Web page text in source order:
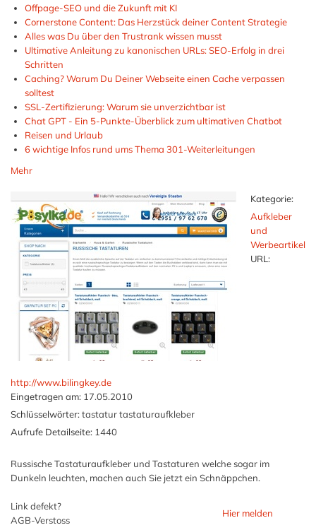
Offpage-SEO und die Zukunft mit KI
Cornerstone Content: Das Herzstück deiner Content Strategie
Alles was Du über den Trustrank wissen musst
Ultimative Anleitung zu kanonischen URLs: SEO-Erfolg in drei
Schritten
Caching? Warum Du Deiner Webseite einen Cache verpassen
solltest
SSL-Zertifizierung: Warum sie unverzichtbar ist
Chat GPT - Ein 5-Punkte-Überblick zum ultimativen Chatbot
Reisen und Urlaub
6 wichtige Infos rund ums Thema 301-Weiterleitungen
Mehr
Kategorie:
Aufkleber
und
Werbeartikel
URL:
http://www.bilingkey.de
Eingetragen am: 17.05.2010
Schlüsselwörter: tastatur tastaturaufkleber
Aufrufe Detailseite: 1440
Russische Tastaturaufkleber und Tastaturen welche sogar im
Dunkeln leuchten, machen auch Sie jetzt ein Schnäppchen.
Link defekt?
AGB-Verstoss
Hier melden